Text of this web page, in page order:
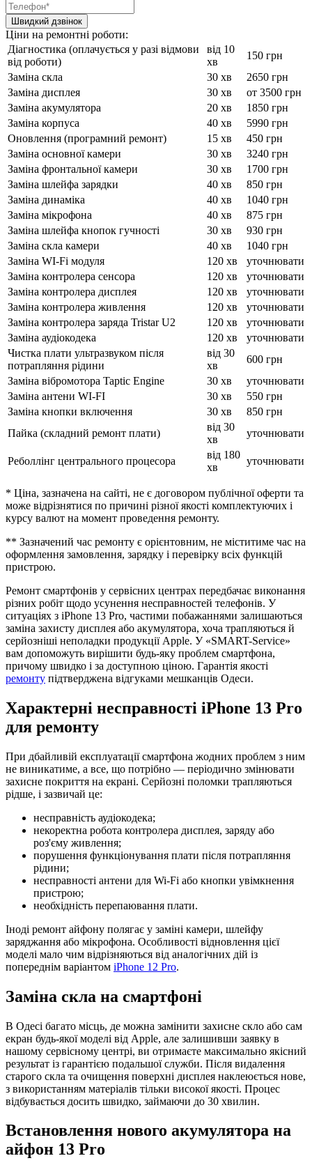
Ціни на ремонтні роботи:
Діагностика (оплачується у разі відмови
від роботи)
від 10
хв
150 грн
Заміна скла
30 хв
2650 грн
Заміна дисплея
30 хв
от 3500 грн
Заміна акумулятора
20 хв
1850 грн
Заміна корпуса
40 хв
5990 грн
Оновлення (програмний ремонт)
15 хв
450 грн
Заміна основної камери
30 хв
3240 грн
Заміна фронтальної камери
30 хв
1700 грн
Заміна шлейфа зарядки
40 хв
850 грн
Заміна динаміка
40 хв
1040 грн
Заміна мікрофона
40 хв
875 грн
Заміна шлейфа кнопок гучності
30 хв
930 грн
Заміна скла камери
40 хв
1040 грн
Заміна WI-Fi модуля
120 хв
уточнювати
Заміна контролера сенсора
120 хв
уточнювати
Заміна контролера дисплея
120 хв
уточнювати
Заміна контролера живлення
120 хв
уточнювати
Заміна контролера заряда Tristar U2
120 хв
уточнювати
Заміна аудіокодека
120 хв
уточнювати
Чистка плати ультразвуком після
потрапляння рідини
від 30
хв
600 грн
Заміна вібромотора Taptic Engine
30 хв
уточнювати
Заміна антени WI-FI
30 хв
550 грн
Заміна кнопки включення
30 хв
850 грн
Пайка (складний ремонт плати)
від 30
хв
уточнювати
Реболлінг центрального процесора
від 180
хв
уточнювати
* Ціна, зазначена на сайті, не є договором публічної оферти та
може відрізнятися по причині різної якості комплектуючих і
курсу валют на момент проведення ремонту.
** Зазначений час ремонту є орієнтовним, не міститиме час на
оформлення замовлення, зарядку і перевірку всіх функцій
пристрою.
Ремонт смартфонів у сервісних центрах передбачає виконання
різних робіт щодо усунення несправностей телефонів. У
ситуаціях з iPhone 13 Pro, частими побажаннями залишаються
заміна захисту дисплея або акумулятора, хоча трапляються й
серйозніші неполадки продукції Apple. У «SMART-Service»
вам допоможуть вирішити будь-яку проблем смартфона,
причому швидко і за доступною ціною. Гарантія якості
ремонту підтверджена відгуками мешканців Одеси.
Характерні несправності iPhone 13 Pro
для ремонту
При дбайливій експлуатації смартфона жодних проблем з ним
не виникатиме, а все, що потрібно — періодично змінювати
захисне покриття на екрані. Серйозні поломки трапляються
рідше, і зазвичай це:
несправність аудіокодека;
некоректна робота контролера дисплея, заряду або
роз'єму живлення;
порушення функціонування плати після потрапляння
рідини;
несправності антени для Wi-Fi або кнопки увімкнення
пристрою;
необхідність перепаювання плати.
Іноді ремонт айфону полягає у заміні камери, шлейфу
заряджання або мікрофона. Особливості відновлення цієї
моделі мало чим відрізняються від аналогічних дій із
попереднім варіантом iPhone 12 Pro.
Заміна скла на смартфоні
В Одесі багато місць, де можна замінити захисне скло або сам
екран будь-якої моделі від Apple, але залишивши заявку в
нашому сервісному центрі, ви отримаєте максимально якісний
результат із гарантією подальшої служби. Після видалення
старого скла та очищення поверхні дисплея наклеюється нове,
з використанням матеріалів тільки високої якості. Процес
відбувається досить швидко, займаючи до 30 хвилин.
Встановлення нового акумулятора на
айфон 13 Pro